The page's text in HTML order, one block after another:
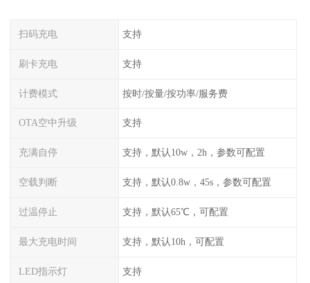
扫码充电 支持
刷卡充电 支持
计费模式 按时/按量/按功率/服务费
OTA空中升级 支持
充满自停 支持，默认10w，2h，参数可配置
空载判断 支持，默认0.8w，45s，参数可配置
过温停止 支持，默认65℃，可配置
最大充电时间 支持，默认10h，可配置
LED指示灯 支持